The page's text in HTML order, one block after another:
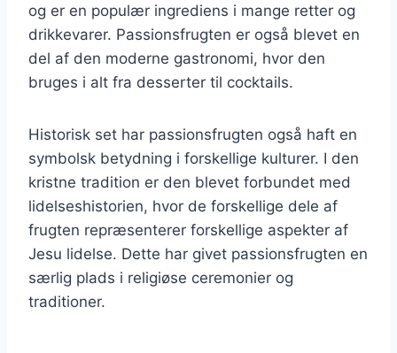
og er en populær ingrediens i mange retter og
drikkevarer. Passionsfrugten er også blevet en
del af den moderne gastronomi, hvor den
bruges i alt fra desserter til cocktails.
Historisk set har passionsfrugten også haft en
symbolsk betydning i forskellige kulturer. I den
kristne tradition er den blevet forbundet med
lidelseshistorien, hvor de forskellige dele af
frugten repræsenterer forskellige aspekter af
Jesu lidelse. Dette har givet passionsfrugten en
særlig plads i religiøse ceremonier og
traditioner.